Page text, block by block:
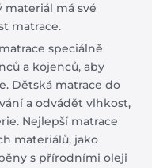
materiál má své
matrace.
speciálně
a kojenců, aby
Dětská matrace do
a odvádět vlhkost,
Nejlepší matrace
materiálů, jako
s přírodními oleji